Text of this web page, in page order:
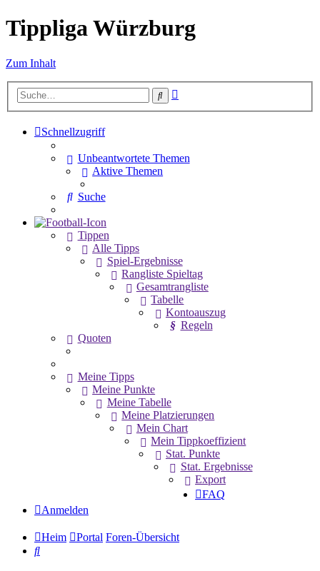
Tippliga Würzburg
Zum Inhalt
Suche
Schnellzugriff
Unbeantwortete Themen
Aktive Themen
Suche
Tippen
Alle Tipps
Spiel-Ergebnisse
Rangliste Spieltag
Gesamtrangliste
Tabelle
Kontoauszug
Regeln
Quoten
Meine Tipps
Meine Punkte
Meine Tabelle
Meine Platzierungen
Mein Chart
Mein Tippkoeffizient
Stat. Punkte
Stat. Ergebnisse
Export
FAQ
Anmelden
Heim Portal Foren-Übersicht
Suche